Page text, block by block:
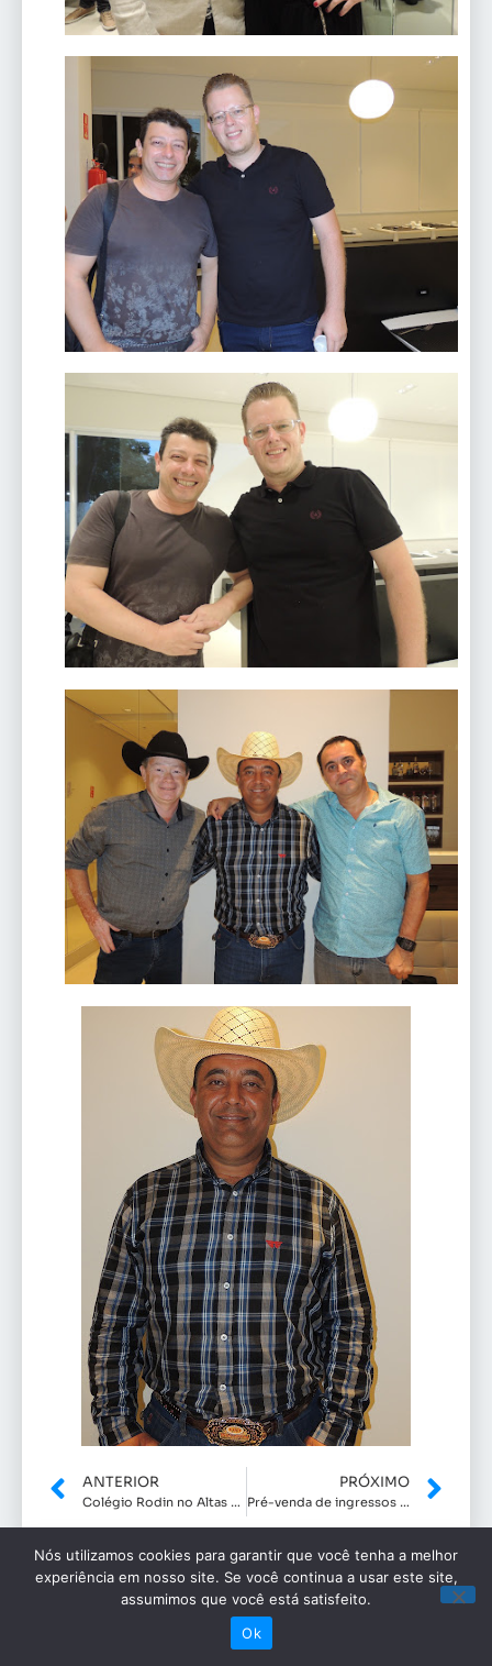
ANTERIOR
Colégio Rodin no Altas horas
PRÓXIMO
Pré-venda de ingressos para Vingadores: Guerra Infinita
Raphaela Vitiello é uma jornalista,
com 24 anos de idade e formação
em jornalismo pela renomada PUC.
Nós utilizamos cookies para garantir que você tenha a melhor
experiência em nosso site. Se você continua a usar este site,
assumimos que você está satisfeito.
Ok